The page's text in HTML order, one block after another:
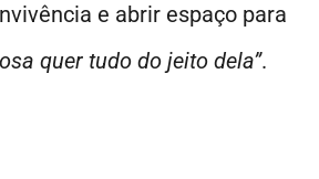
e abrir espaço para
quer tudo do jeito dela”.